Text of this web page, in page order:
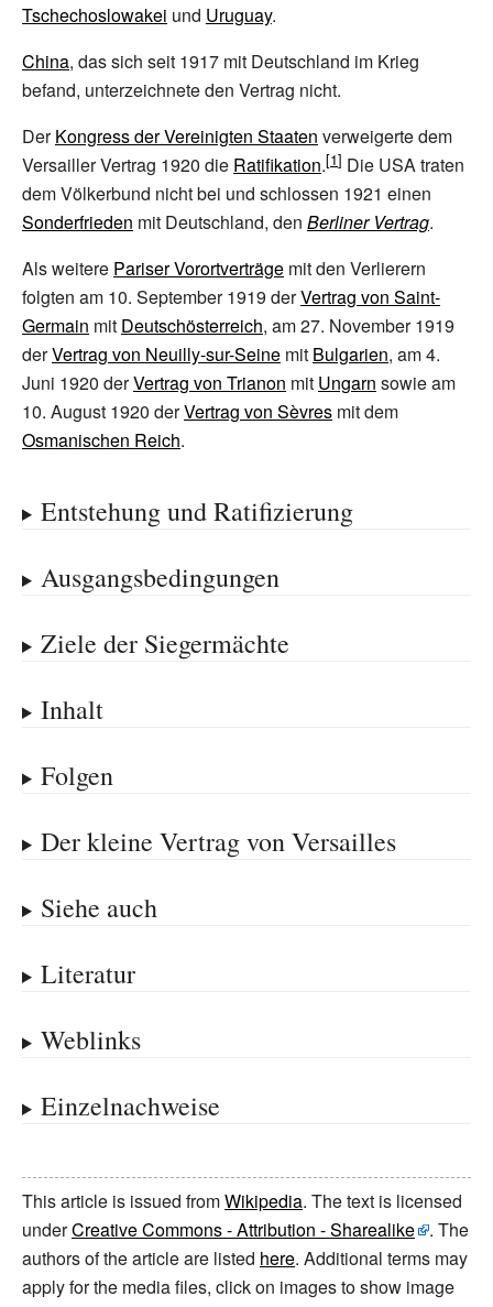
Tschechoslowakei und Uruguay.
China, das sich seit 1917 mit Deutschland im Krieg
befand, unterzeichnete den Vertrag nicht.
DerKongress der Vereinigten Staaten verweigerte dem
Versailler Vertrag 1920 die Ratifikation.
Die USA traten
dem Völkerbund nicht bei und schlossen 1921 einen
Sonderfrieden mit Deutschland, den Berliner Vertrag.
Als weitere Pariser Vorortverträge mit den Verlierern
folgten am 10. September 1919 derVertrag von Saint-
Germain mit Deutschösterreich, am 27. November 1919
derVertrag von Neuilly-sur-Seine mit Bulgarien, am 4.
Juni 1920 derVertrag von Trianon mit Ungarn sowie am
10. August 1920 derVertrag von Sèvres mit dem
Osmanischen Reich.
Entstehung und Ratifizierung
Ausgangsbedingungen
Ziele der Siegermächte
Inhalt
Folgen
Der kleine Vertrag von Versailles
Siehe auch
Literatur
Weblinks
Einzelnachweise
This article is issued fromWikipedia. The text is licensed
underCreative Commons - Attribution - Sharealike
. The
authors of the article are listed here. Additional terms may
apply for the media files, click on images to show image